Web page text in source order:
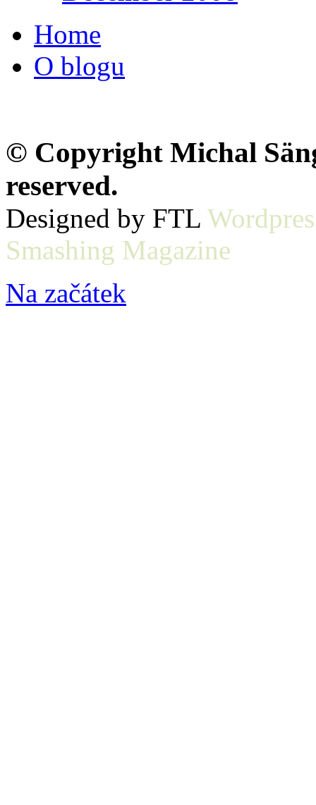
Home
O blogu
© Copyright Michal
reserved.
Designed by FTL
Smashing Magazine
Na začátek